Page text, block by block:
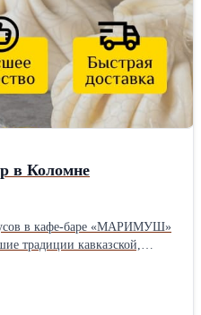
Коломне
в кафе-баре «МАРИМУШ»
традиции кавказской,
подарить вам незабываемые